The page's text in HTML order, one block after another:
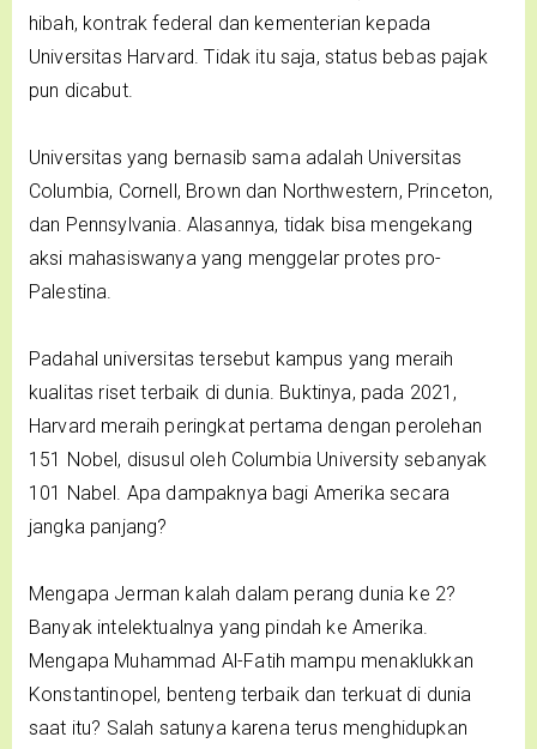
hibah, kontrak federal dan kementerian kepada
Universitas Harvard. Tidak itu saja, status bebas pajak
pun dicabut.
Universitas yang bernasib sama adalah Universitas
Columbia, Cornell, Brown dan Northwestern, Princeton,
dan Pennsylvania. Alasannya, tidak bisa mengekang
aksi mahasiswanya yang menggelar protes pro-
Palestina.
Padahal universitas tersebut kampus yang meraih
kualitas riset terbaik di dunia. Buktinya, pada 2021,
Harvard meraih peringkat pertama dengan perolehan
151 Nobel, disusul oleh Columbia University sebanyak
101 Nabel. Apa dampaknya bagi Amerika secara
jangka panjang?
Mengapa Jerman kalah dalam perang dunia ke 2?
Banyak intelektualnya yang pindah ke Amerika.
Mengapa Muhammad Al-Fatih mampu menaklukkan
Konstantinopel, benteng terbaik dan terkuat di dunia
saat itu? Salah satunya karena terus menghidupkan